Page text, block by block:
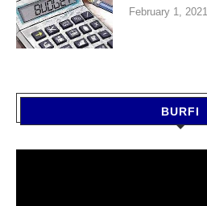
February 1, 2021
BURFI